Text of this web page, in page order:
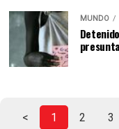
MUNDO
< 1 2 3